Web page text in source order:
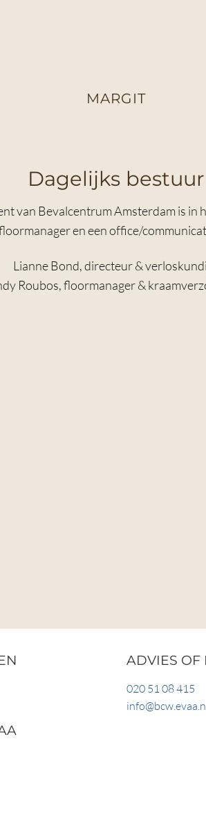
MARGIT
Dagelijks bestuur
van Bevalcentrum Amsterdam is in
en een office/
Lianne Bond, directeur &
Roubos, floormanager &
ADVIES OF
020 51 08 415